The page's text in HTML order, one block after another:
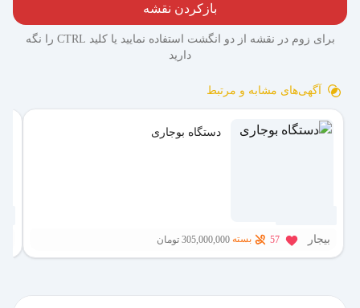
بازکردن نقشه
برای زوم در نقشه از دو انگشت استفاده نمایید یا کلید CTRL را نگه
دارید
آگهی‌های مشابه و مرتبط
دستگاه بوجاری
بیجار 57 بسته 305,000,000 تومان